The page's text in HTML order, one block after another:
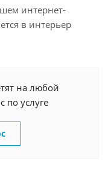
интернет-
в интерьер
на любой
по услуге